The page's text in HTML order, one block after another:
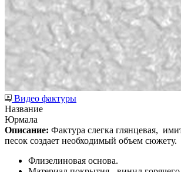
Видео фактуры
Название
Юрмала
Описание: Фактура слегка глянцевая,
песок создает необходимый объем сюжету.
Флизелиновая основа.